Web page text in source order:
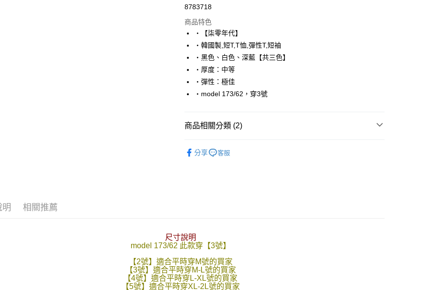
LINE Pay
Apple Pay
街口支付
悠遊付
AFTEE先享後付
相關說明
AFTEE先享後付是「在收到商品之後才付款」的支付方式。 讓您購物簡單
便利好安心！
３．收到繳費通知簡訊後14天內，點擊此簡訊中的連結，可透過四大超商
／ATM／網路銀行／等多元方式進行付款，方視為交易完成。
絡購買商品的店家。未經商家同意取消之訂單仍視為有效，需透過AFTEE
先享後付繳納相關費用。
※ 交易是否成功請以「AFTEE先享後付 」之結帳頁面顯示為準，若有關於
ATM付款
每筆NT$80，滿NT$1,800(含以上)免運費
7-11付款取貨
每筆NT$80，滿NT$1,800(含以上)免運費
8783718
商品特色
‧【柒零年代】
‧韓國製,短T,T恤,彈性T,短袖
‧黑色、白色、深藍【共三色】
‧厚度：中等
‧彈性：極佳
‧model 173/62，穿3號
商品相關分類 (2)
分享 客服
明 相關推薦
尺寸說明
model 173/62 此款穿【3號】
【2號】適合平時穿M號的買家
【3號】適合平時穿M-L號的買家
【4號】適合平時穿L-XL號的買家
【5號】適合平時穿XL-2L號的買家